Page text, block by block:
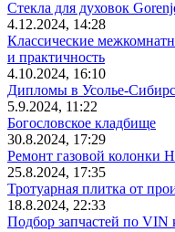
Стекла для духовок
4.12.2024, 14:28
Классические
и практичность
4.10.2024, 16:10
Дипломы в Усолье-
5.9.2024, 11:22
Богословское кладбище
30.8.2024, 17:29
Ремонт газовой колонки
25.8.2024, 17:35
Тротуарная плитка от
18.8.2024, 22:33
Подбор запчастей по VIN